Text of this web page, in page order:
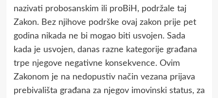
nazivati probosanskim ili proBiH, podržale taj
Zakon. Bez njihove podrške ovaj zakon prije pet
godina nikada ne bi mogao biti usvojen. Sada
kada je usvojen, danas razne kategorije građana
trpe njegove negativne konsekvence. Ovim
Zakonom je na nedopustiv način vezana prijava
prebivališta građana za njegov imovinski status, za